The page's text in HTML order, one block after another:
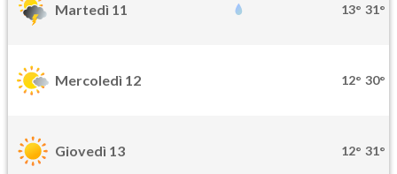
Martedì 11 13° 31°
Mercoledì 12 12° 30°
Giovedì 13 12° 31°